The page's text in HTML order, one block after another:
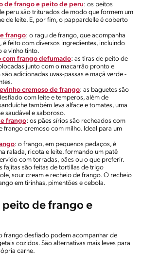
de frango e peito de peru: os peitos
peru são triturados de modo que formem um
de leite. E, por fim, o pappardelle é coberto
frango: o ragu de frango, que acompanha
feito com diversos ingredientes, incluindo
e vinho tinto.
com frango defumado: as tiras de peito de
junto com o macarrão pronto e
adicionadas uvas-passas e maçã verde -
cremoso de frango: as baguetes são
com leite e temperos, além de
também leva alface e tomates, uma
saudável e saboroso.
frango: os pães sírios são recheados com
frango cremoso com milho. Ideal para um
: o frango, em pequenos pedaços, é
ralada, ricota e leite, formando um patê
com torradas, pães ou o que preferir.
fajitas são feitas de tortillas de trigo
sour cream e recheio de frango. O recheio
em tirinhas, pimentões e cebola.
peito de frango e
frango desfiado podem acompanhar de
cozidos. São alternativas mais leves para
carne.